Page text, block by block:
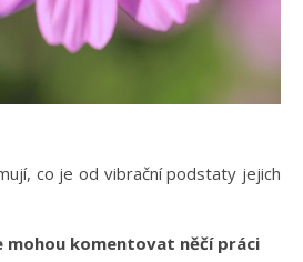
co je od vibrační podstaty jejich
mohou komentovat něčí práci